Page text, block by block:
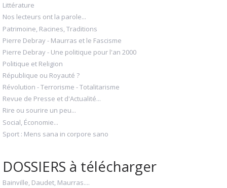
Littérature
Nos lecteurs ont la parole...
Patrimoine, Racines, Traditions
Pierre Debray - Maurras et le Fascisme
Pierre Debray - Une politique pour l'an 2000
Politique et Religion
République ou Royauté ?
Révolution - Terrorisme - Totalitarisme
Revue de Presse et d'Actualité...
Rire ou sourire un peu...
Social, Économie...
Sport : Mens sana in corpore sano
DOSSIERS à télécharger
Bainville, Daudet, Maurras....